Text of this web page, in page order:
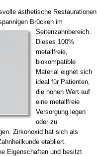
ästhetische Restaurationen
Brücken im
Seitenzahnbereich.
Dieses 100%
metallfreie,
biokompatible
Material eignet sich
ideal für Patienten,
die hohen Wert auf
eine metallfreie
Versorgung legen
oder zu
Zirkonoxid hat sich als
etabliert.
Eigenschaften und besitzt